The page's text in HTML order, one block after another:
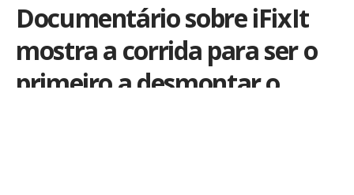
Documentário sobre iFixIt
mostra a corrida para ser o
primeiro a desmontar o